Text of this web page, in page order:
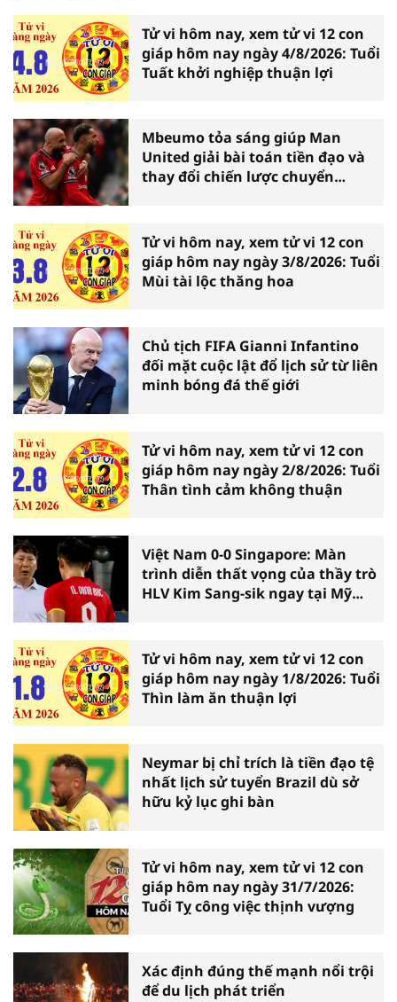
Tử vi hôm nay, xem tử vi 12 con
giáp hôm nay ngày 4/8/2026: Tuổi
Tuất khởi nghiệp thuận lợi
Mbeumo tỏa sáng giúp Man
United giải bài toán tiền đạo và
thay đổi chiến lược chuyển
Tử vi hôm nay, xem tử vi 12 con
giáp hôm nay ngày 3/8/2026: Tuổi
Mùi tài lộc thăng hoa
Chủ tịch FIFA Gianni Infantino
đối mặt cuộc lật đổ lịch sử từ liên
minh bóng đá thế giới
Tử vi hôm nay, xem tử vi 12 con
giáp hôm nay ngày 2/8/2026: Tuổi
Thân tình cảm không thuận
Việt Nam 0-0 Singapore: Màn
trình diễn thất vọng của thầy trò
HLV Kim Sang-sik ngay tại Mỹ
Tử vi hôm nay, xem tử vi 12 con
giáp hôm nay ngày 1/8/2026: Tuổi
Thìn làm ăn thuận lợi
Neymar bị chỉ trích là tiền đạo tệ
nhất lịch sử tuyển Brazil dù sở
hữu kỷ lục ghi bàn
Tử vi hôm nay, xem tử vi 12 con
giáp hôm nay ngày 31/7/2026:
Tuổi Tỵ công việc thịnh vượng
Xác định đúng thế mạnh nổi trội
để du lịch phát triển